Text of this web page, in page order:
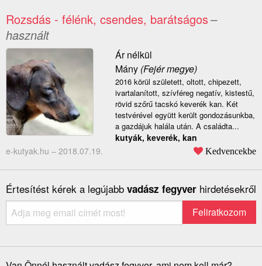
Rozsdás - félénk, csendes, barátságos–
használt
Ár nélkül
Mány(Fejér megye)
2016 körül született, oltott, chipezett,
ivartalanított, szívféreg negatív, kistestű,
rövid szőrű tacskó keverék kan. Két
testvérével együtt került gondozásunkba,
a gazdájuk halála után. A családta...
kutyák, keverék, kan
e-kutyak.hu – 2018.07.19. Kedvencekbe
Értesítést kérek a legújabb vadász fegyver hirdetésekről